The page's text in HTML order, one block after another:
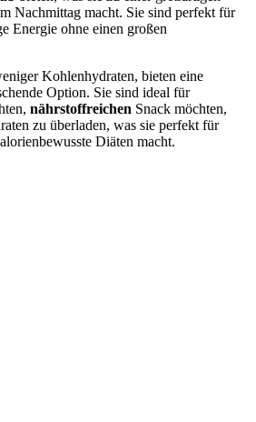
Nachmittag macht. Sie sind perfekt für
Energie ohne einen großen
Kohlenhydraten, bieten eine
Option. Sie sind ideal für
nährstoffreichen Snack möchten,
zu überladen, was sie perfekt für
Diäten macht.